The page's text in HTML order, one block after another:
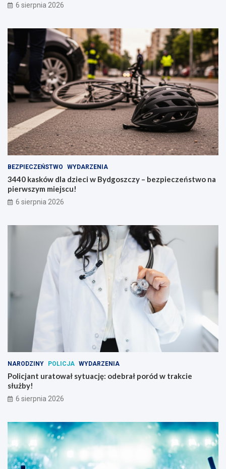
6 sierpnia 2026
BEZPIECZEŃSTWO WYDARZENIA
3440 kasków dla dzieci w Bydgoszczy – bezpieczeństwo na
pierwszym miejscu!
6 sierpnia 2026
NARODZINY POLICJA WYDARZENIA
Policjant uratował sytuację: odebrał poród w trakcie
służby!
6 sierpnia 2026